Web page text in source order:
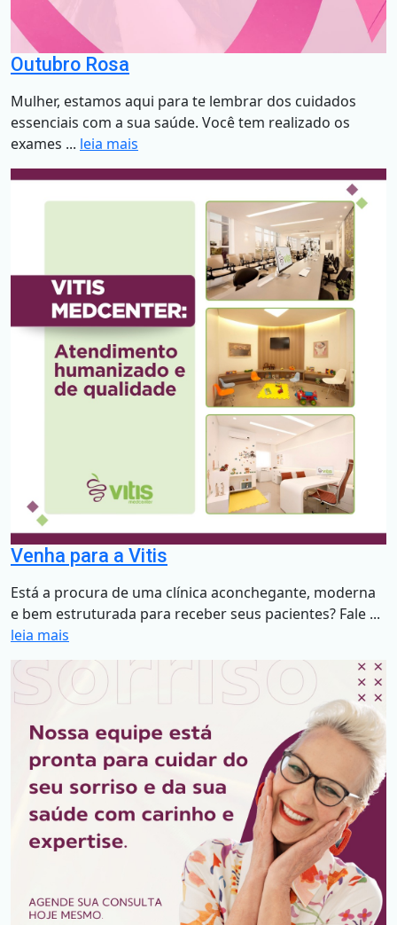
Outubro Rosa
Mulher, estamos aqui para te lembrar dos cuidados
essenciais com a sua saúde. Você tem realizado os
exames ... leia mais
Venha para a Vitis
Está a procura de uma clínica aconchegante, moderna
e bem estruturada para receber seus pacientes? Fale ...
leia mais